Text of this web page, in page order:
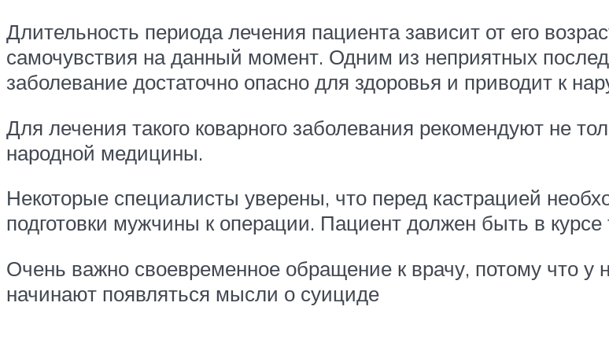
Длительность периода лечения пациента зависит от его
самочувствия на данный момент. Одним из неприятных
заболевание достаточно опасно для здоровья и приводит к
Для лечения такого коварного заболевания рекомендуют не
народной медицины.
Некоторые специалисты уверены, что перед кастрацией
подготовки мужчины к операции. Пациент должен быть в курсе
Очень важно своевременное обращение к врачу, потому что у
начинают появляться мысли о суициде